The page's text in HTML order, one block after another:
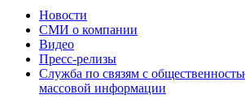
Новости
СМИ о компании
Видео
Пресс-релизы
Служба по связям с
массовой информации